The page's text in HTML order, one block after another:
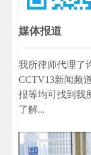
媒体报道
我所律师代理了
CCTV13新闻频
报等均可找到我
了解...